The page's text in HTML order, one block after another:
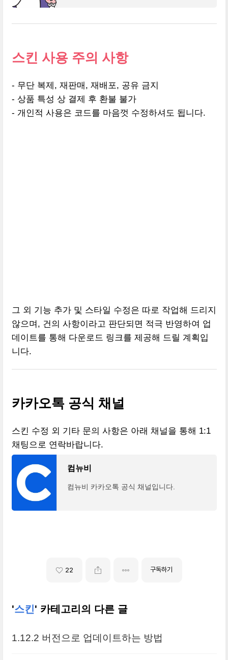
스킨 사용 주의 사항
- 무단 복제, 재판매, 재배포, 공유 금지
- 상품 특성 상 결제 후 환불 불가
- 개인적 사용은 코드를 마음껏 수정하셔도 됩니다.
그 외 기능 추가 및 스타일 수정은 따로 작업해 드리지
않으며, 건의 사항이라고 판단되면 적극 반영하여 업
데이트를 통해 다운로드 링크를 제공해 드릴 계획입
니다.
카카오톡 공식 채널
스킨 수정 외 기타 문의 사항은 아래 채널을 통해 1:1
채팅으로 연락바랍니다.
컴뉴비
컴뉴비 카카오톡 공식 채널입니다.
22 구독하기
'스킨' 카테고리의 다른 글
1.12.2 버전으로 업데이트하는 방법